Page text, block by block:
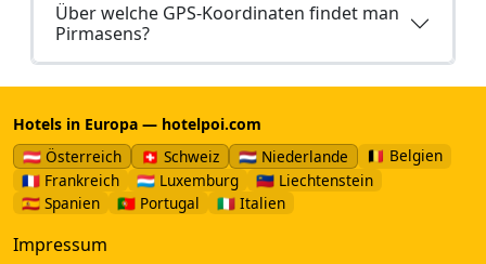
Über welche GPS-Koordinaten findet man
Pirmasens?
Hotels in Europa — hotelpoi.com
🇦🇹 Österreich
🇨🇭 Schweiz 🇳🇱 Niederlande
🇧🇪 Belgien
🇫🇷 Frankreich
🇱🇺 Luxemburg
🇱🇮 Liechtenstein
🇪🇸 Spanien
🇵🇹 Portugal 🇮🇹 Italien
Impressum